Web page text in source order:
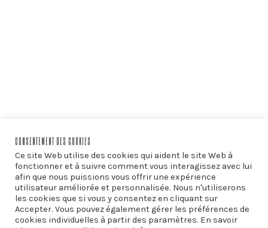
PRÉCÉDENT
Max et les chemins de la science
CONSENTEMENT DES COOKIES
Ce site Web utilise des cookies qui aident le site Web à
fonctionner et à suivre comment vous interagissez avec lui
afin que nous puissions vous offrir une expérience
utilisateur améliorée et personnalisée. Nous n'utiliserons
les cookies que si vous y consentez en cliquant sur
Accepter. Vous pouvez également gérer les préférences de
cookies individuelles à partir des paramètres. En savoir